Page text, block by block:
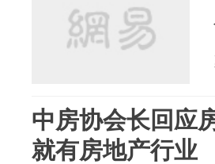
中房协会长回应
就有房地产行业